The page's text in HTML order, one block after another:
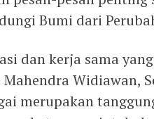
Bumi dari
dan kerja sama
Widiawan,
merupakan